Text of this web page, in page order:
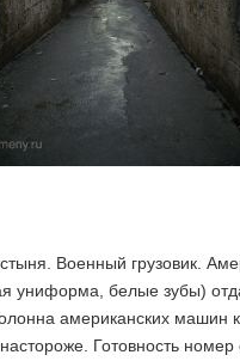
Военный грузовик.
униформа, белые зубы)
американских машин
Готовность